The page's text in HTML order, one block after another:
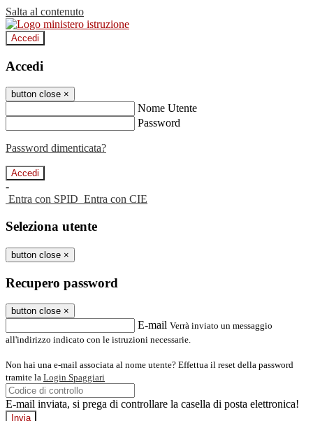
Salta al contenuto
Accedi
Accedi
button close ×
Nome Utente
Password
Password dimenticata?
-
Entra con SPID Entra con CIE
Seleziona utente
button close ×
Recupero password
button close ×
E-mail Verrà inviato un messaggio
all'indirizzo indicato con le istruzioni necessarie.
Non hai una e-mail associata al nome utente? Effettua il reset della password
tramite la Login Spaggiari
E-mail inviata, si prega di controllare la casella di posta elettronica!